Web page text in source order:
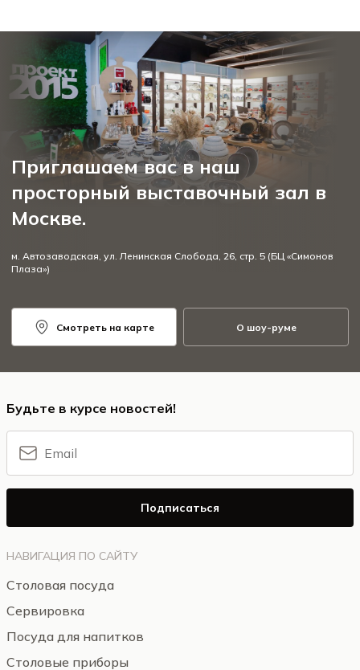
Приглашаем вас в наш
просторный выставочный зал в
Москве.
м. Автозаводская, ул. Ленинская Слобода, 26, стр. 5 (БЦ «Симонов
Плаза»)
Смотреть на карте О шоу-руме
НАВИГАЦИЯ ПО САЙТУ
Столовая посуда
Сервировка
Посуда для напитков
Столовые приборы
Будьте в курсе новостей!
Подписаться